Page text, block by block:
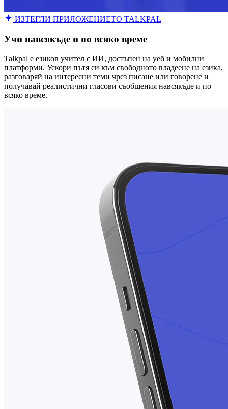
ИЗТЕГЛИ ПРИЛОЖЕНИЕТО TALKPAL
Учи навсякъде и по всяко време
Talkpal е езиков учител с ИИ, достъпен на уеб и мобилни
платформи. Ускори пътя си към свободното владеене на езика,
разговаряй на интересни теми чрез писане или говорене и
получавай реалистични гласови съобщения навсякъде и по
всяко време.